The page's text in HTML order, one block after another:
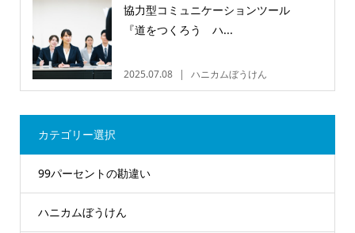
協力型コミュニケーションツール
『道をつくろう ハ...
2025.07.08 ハニカムぼうけん
カテゴリー選択
99パーセントの勘違い
ハニカムぼうけん